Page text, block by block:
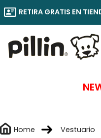
RETIRA GRATIS EN
Vestuario